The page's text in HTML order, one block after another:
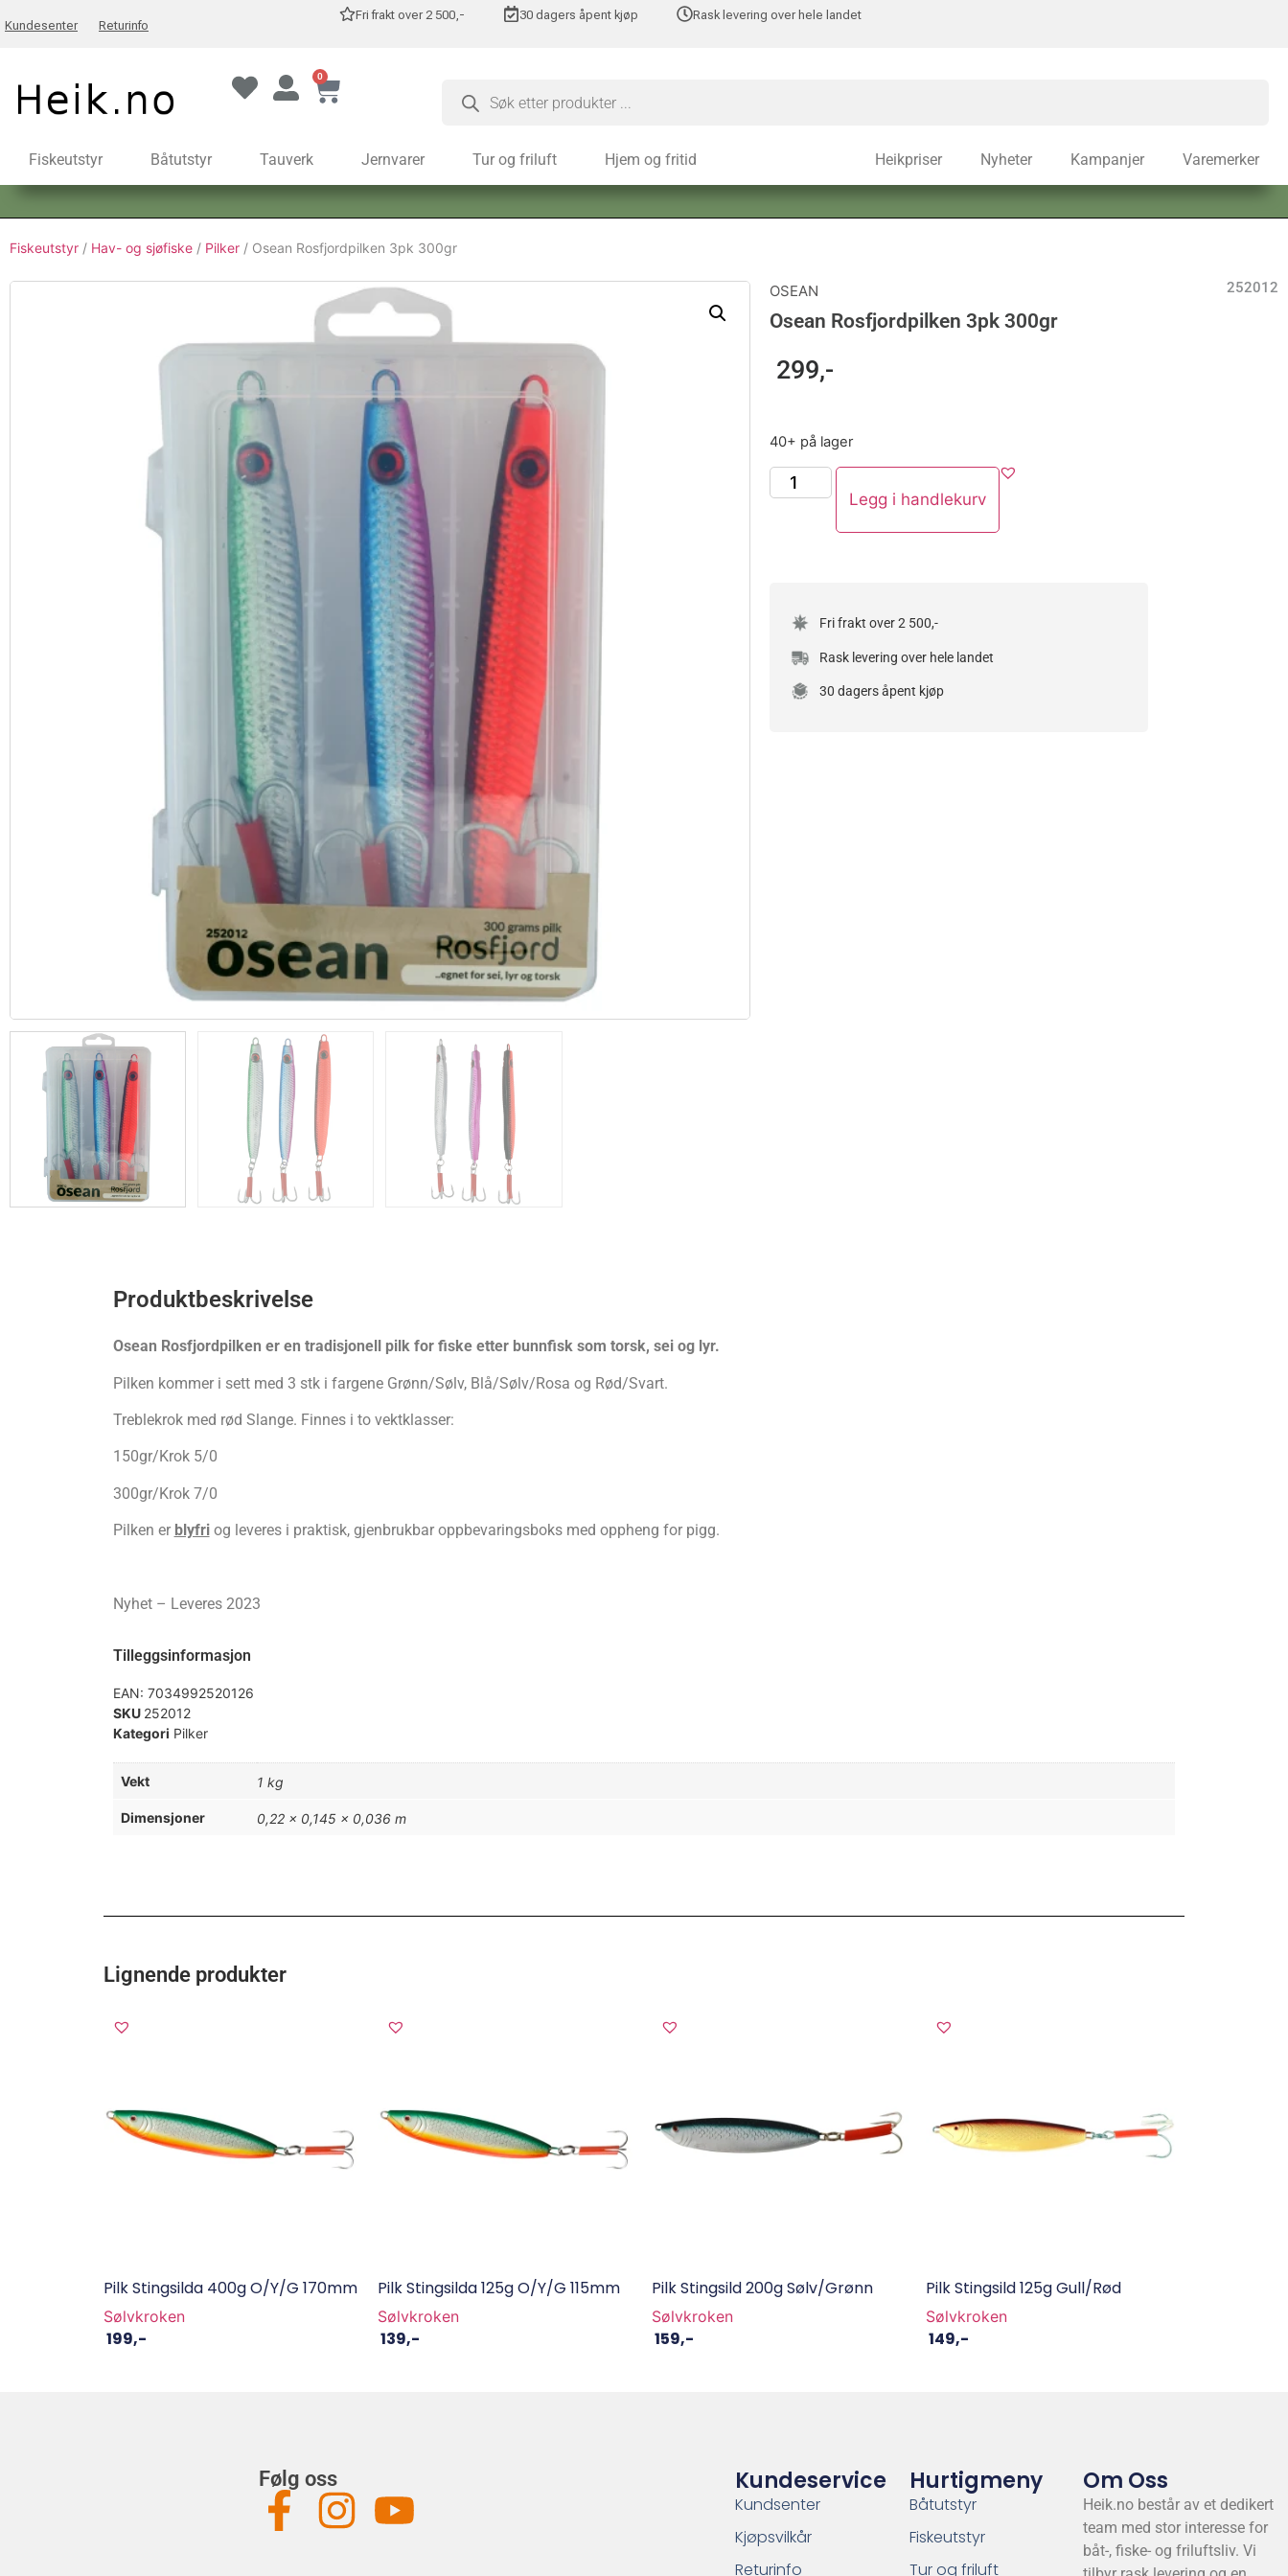
Kundesenter Returinfo
Fri frakt over 2 500,- 30 dagers åpent kjøp Rask levering over hele landet
0
Fiskeutstyr Båtutstyr Tauverk Jernvarer Tur og friluft Hjem og fritid Heikpriser Nyheter Kampanjer Varemerker
Fiskeutstyr / Hav- og sjøfiske / Pilker / Osean Rosfjordpilken 3pk 300gr
OSEAN 252012
Osean Rosfjordpilken 3pk 300gr
299,-
40+ på lager
Legg i handlekurv
Fri frakt over 2 500,-
Rask levering over hele landet
30 dagers åpent kjøp
Produktbeskrivelse
Osean Rosfjordpilken er en tradisjonell pilk for fiske etter bunnfisk som torsk, sei og lyr.
Pilken kommer i sett med 3 stk i fargene Grønn/Sølv, Blå/Sølv/Rosa og Rød/Svart.
Treblekrok med rød Slange. Finnes i to vektklasser:
150gr/Krok 5/0
300gr/Krok 7/0
Pilken er blyfriog leveres i praktisk, gjenbrukbar oppbevaringsboks med oppheng for pigg.
Nyhet – Leveres 2023
Tilleggsinformasjon
EAN: 7034992520126
SKU 252012
Kategori Pilker
Vekt 1 kg
Dimensjoner 0,22 × 0,145 × 0,036 m
Lignende produkter
Pilk Stingsilda 400g O/Y/G 170mm
Sølvkroken
199,-
Pilk Stingsilda 125g O/Y/G 115mm
Sølvkroken
139,-
Pilk Stingsild 200g Sølv/Grønn
Sølvkroken
159,-
Pilk Stingsild 125g Gull/Rød
Sølvkroken
149,-
Følg oss Kundeservice
Kundsenter
Kjøpsvilkår
Returinfo
Hurtigmeny
Båtutstyr
Fiskeutstyr
Tur og friluft
Om Oss
Heik.no består av et dedikert
team med stor interesse for
båt-, fiske- og friluftsliv. Vi